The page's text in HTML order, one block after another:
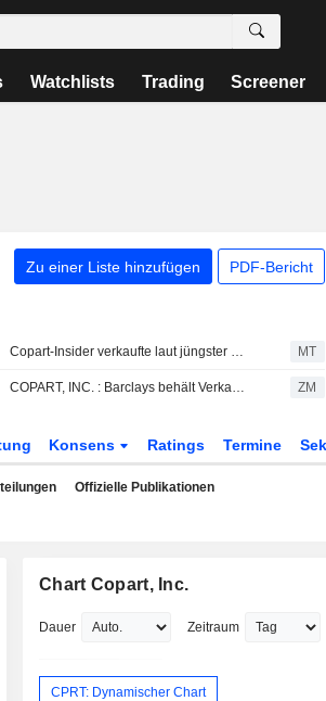
Watchlists Trading Screener
Zu einer Liste hinzufügen PDF-Bericht
Copart-Insider verkaufte laut jüngster SEC-Meldung Aktien im Wert von 845.945 USD MT
COPART, INC. : Barclays behält Verkaufen-Bewertung bei ZM
Konsens Ratings Termine
Offizielle Publikationen
Chart Copart, Inc.
Dauer Zeitraum
CPRT: Dynamischer Chart